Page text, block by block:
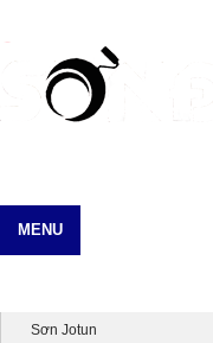
MENU
Sơn Jotun